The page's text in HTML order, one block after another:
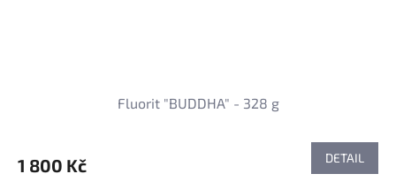
Fluorit "BUDDHA" - 328 g
1 800 Kč DETAIL